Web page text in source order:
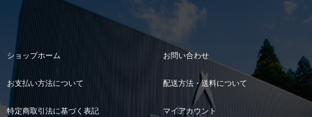
ショップホーム お問い合わせ
お支払い方法について 配送方法・送料について
特定商取引法に基づく表記 マイアカウント